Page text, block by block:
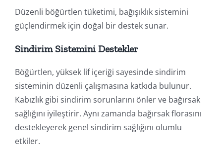
Düzenli böğürtlen tüketimi, bağışıklık sistemini
güçlendirmek için doğal bir destek sunar.
Sindirim Sistemini Destekler
Böğürtlen, yüksek lif içeriği sayesinde sindirim
sisteminin düzenli çalışmasına katkıda bulunur.
Kabızlık gibi sindirim sorunlarını önler ve bağırsak
sağlığını iyileştirir. Aynı zamanda bağırsak florasını
destekleyerek genel sindirim sağlığını olumlu
etkiler.